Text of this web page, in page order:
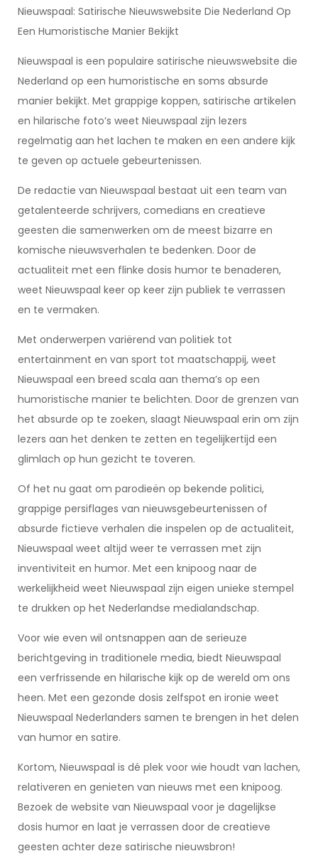
Nieuwspaal: Satirische Nieuwswebsite Die Nederland Op
Een Humoristische Manier Bekijkt
Nieuwspaal is een populaire satirische nieuwswebsite die
Nederland op een humoristische en soms absurde
manier bekijkt. Met grappige koppen, satirische artikelen
en hilarische foto’s weet Nieuwspaal zijn lezers
regelmatig aan het lachen te maken en een andere kijk
te geven op actuele gebeurtenissen.
De redactie van Nieuwspaal bestaat uit een team van
getalenteerde schrijvers, comedians en creatieve
geesten die samenwerken om de meest bizarre en
komische nieuwsverhalen te bedenken. Door de
actualiteit met een flinke dosis humor te benaderen,
weet Nieuwspaal keer op keer zijn publiek te verrassen
en te vermaken.
Met onderwerpen variërend van politiek tot
entertainment en van sport tot maatschappij, weet
Nieuwspaal een breed scala aan thema’s op een
humoristische manier te belichten. Door de grenzen van
het absurde op te zoeken, slaagt Nieuwspaal erin om zijn
lezers aan het denken te zetten en tegelijkertijd een
glimlach op hun gezicht te toveren.
Of het nu gaat om parodieën op bekende politici,
grappige persiflages van nieuwsgebeurtenissen of
absurde fictieve verhalen die inspelen op de actualiteit,
Nieuwspaal weet altijd weer te verrassen met zijn
inventiviteit en humor. Met een knipoog naar de
werkelijkheid weet Nieuwspaal zijn eigen unieke stempel
te drukken op het Nederlandse medialandschap.
Voor wie even wil ontsnappen aan de serieuze
berichtgeving in traditionele media, biedt Nieuwspaal
een verfrissende en hilarische kijk op de wereld om ons
heen. Met een gezonde dosis zelfspot en ironie weet
Nieuwspaal Nederlanders samen te brengen in het delen
van humor en satire.
Kortom, Nieuwspaal is dé plek voor wie houdt van lachen,
relativeren en genieten van nieuws met een knipoog.
Bezoek de website van Nieuwspaal voor je dagelijkse
dosis humor en laat je verrassen door de creatieve
geesten achter deze satirische nieuwsbron!